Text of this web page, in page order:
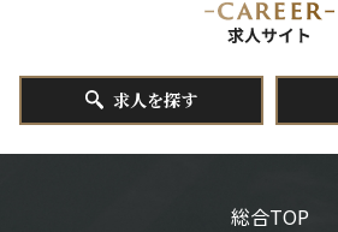
求人を探す
総合TOP